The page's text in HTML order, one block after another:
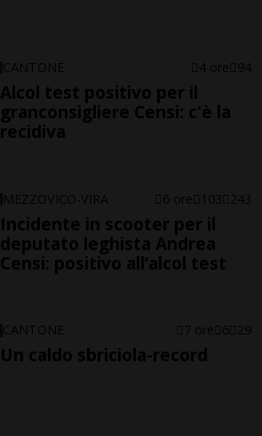
CANTONE 4 ore 94
Alcol test positivo per il
granconsigliere Censi: c'è la
recidiva
MEZZOVICO-VIRA 6 ore 103 243
Incidente in scooter per il
deputato leghista Andrea
Censi: positivo all’alcol test
CANTONE 7 ore 6 29
Un caldo sbriciola-record